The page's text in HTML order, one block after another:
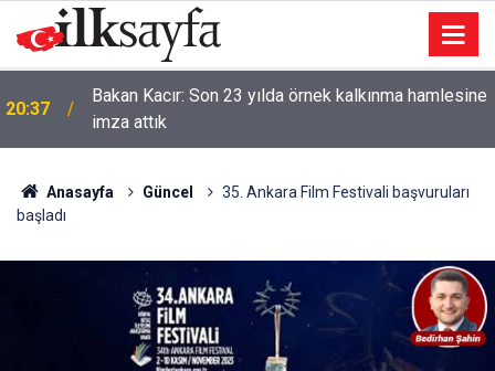
20:37
Bakan Kacır: Son 23 yılda örnek kalkınma hamlesine
imza attık
Anasayfa Güncel
35. Ankara Film Festivali başvuruları
başladı